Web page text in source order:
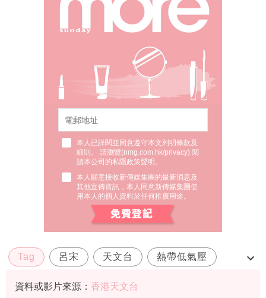
本人已詳閱並同意遵守本文列明條款及
細則。 請瀏覽(nmg.com.hk/privacy) 閱
讀本公司的私隱政策聲明。
本人願意接收新傳媒集團的最新消息及
其他宣傳資訊，本人同意新傳媒集團使
用本人的個人資料於任何推廣用途。
Tag 呂宋 天文台 熱帶低氣壓
路徑
資料或影片來源： 香港天文台